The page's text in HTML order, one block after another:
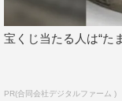
じられてうれしか
櫻井翔も「あと
個人的にはすごい
宝くじ当たる人は“た
PR(合同会社デジタルファーム )